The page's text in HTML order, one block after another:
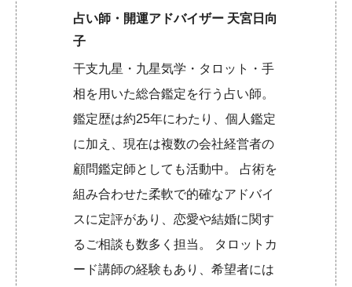
占い師・開運アドバイザー 天宮日向
子
干支九星・九星気学・タロット・手
相を用いた総合鑑定を行う占い師。
鑑定歴は約25年にわたり、個人鑑定
に加え、現在は複数の会社経営者の
顧問鑑定師としても活動中。 占術を
組み合わせた柔軟で的確なアドバイ
スに定評があり、恋愛や結婚に関す
るご相談も数多く担当。 タロットカ
ード講師の経験もあり、希望者には